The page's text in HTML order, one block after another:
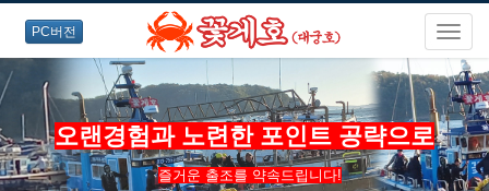
PC버전
오랜경험과 노련한 포인트 공략으로
즐거운 출조를 약속드립니다!